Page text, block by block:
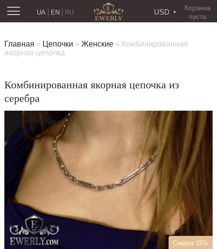
Корзина
пуста
USD
RU
UA EN
Главная » Цепочки » Женские » Комбинированная
якорная цепочка
Комбинированная якорная цепочка из
серебра
Скидка 15%